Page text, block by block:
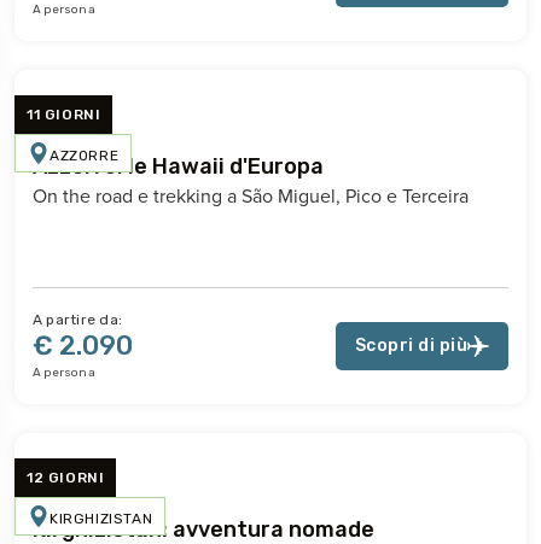
A persona
11 GIORNI
AZZORRE
Azzorre: le Hawaii d'Europa
On the road e trekking a São Miguel, Pico e Terceira
A partire da:
€ 2.090
A persona
Scopri di più
12 GIORNI
KIRGHIZISTAN
Kirghizistan: avventura nomade